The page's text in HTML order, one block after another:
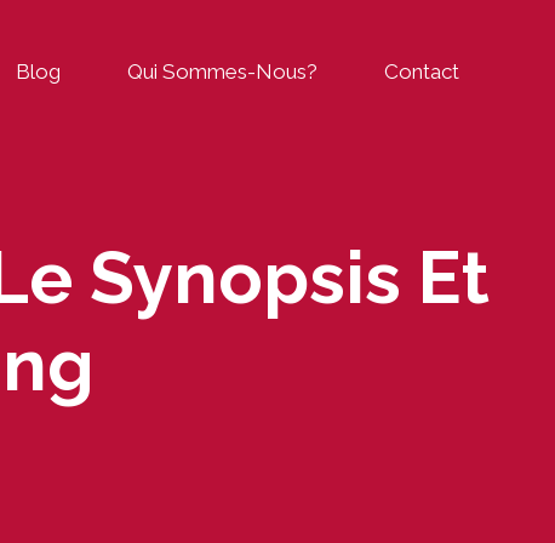
Blog Qui Sommes-Nous? Contact
Synopsis Et